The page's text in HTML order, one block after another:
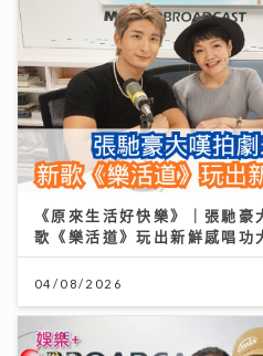
《原來生活好快樂》｜張馳
歌《樂活道》玩出新鮮感唱功
04/08/2026